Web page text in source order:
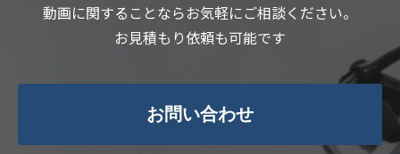
動画に関することならお気軽にご相談ください。
お見積もり依頼も可能です
お問い合わせ